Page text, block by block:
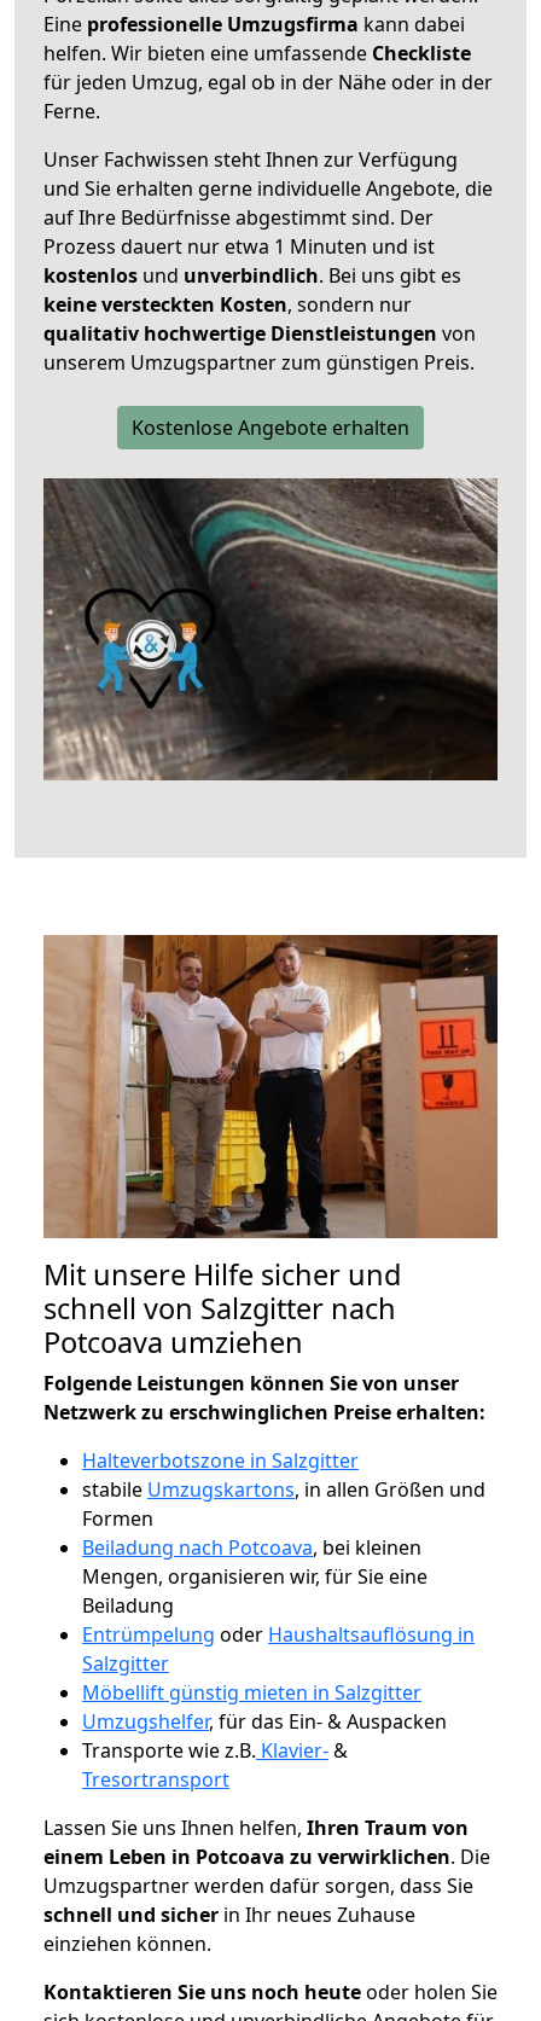
Eine professionelle Umzugsfirma kann dabei
helfen. Wir bieten eine umfassende Checkliste
für jeden Umzug, egal ob in der Nähe oder in der
Ferne.
Unser Fachwissen steht Ihnen zur Verfügung
und Sie erhalten gerne individuelle Angebote, die
auf Ihre Bedürfnisse abgestimmt sind. Der
Prozess dauert nur etwa 1 Minuten und ist
kostenlos und unverbindlich. Bei uns gibt es
keine versteckten Kosten, sondern nur
qualitativ hochwertige Dienstleistungen von
unserem Umzugspartner zum günstigen Preis.
Kostenlose Angebote erhalten
Mit unsere Hilfe sicher und
schnell von Salzgitter nach
Potcoava umziehen
Folgende Leistungen können Sie von unser
Netzwerk zu erschwinglichen Preise erhalten:
Halteverbotszone in Salzgitter
stabile Umzugskartons, in allen Größen und
Formen
Beiladung nach Potcoava, bei kleinen
Mengen, organisieren wir, für Sie eine
Beiladung
Entrümpelung oder Haushaltsauflösung in
Salzgitter
Möbellift günstig mieten in Salzgitter
Umzugshelfer, für das Ein- & Auspacken
Transporte wie z.B. Klavier-&
Tresortransport
Lassen Sie uns Ihnen helfen, Ihren Traum von
einem Leben in Potcoava zu verwirklichen. Die
Umzugspartner werden dafür sorgen, dass Sie
schnell und sicher in Ihr neues Zuhause
einziehen können.
Kontaktieren Sie uns noch heuteoder holen Sie